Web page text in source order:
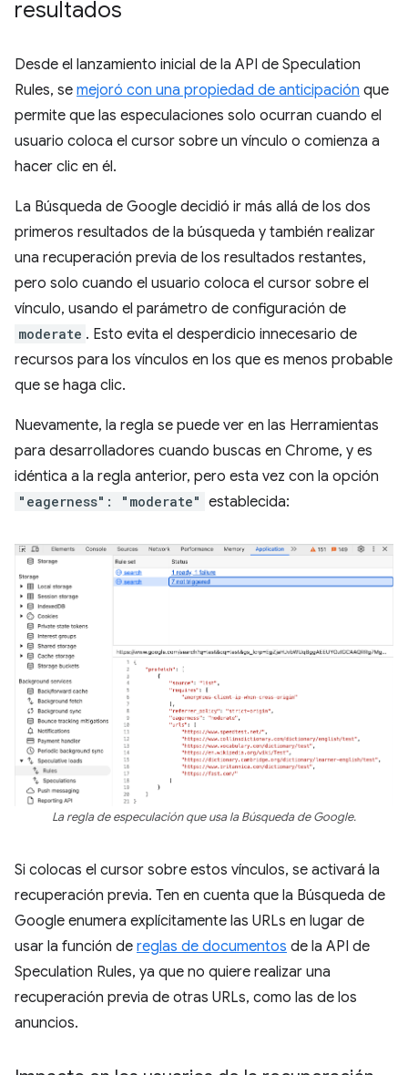
resultados
Desde el lanzamiento inicial de la API de Speculation
Rules, se mejoró con una propiedad de anticipación que
permite que las especulaciones solo ocurran cuando el
usuario coloca el cursor sobre un vínculo o comienza a
hacer clic en él.
La Búsqueda de Google decidió ir más allá de los dos
primeros resultados de la búsqueda y también realizar
una recuperación previa de los resultados restantes,
pero solo cuando el usuario coloca el cursor sobre el
vínculo, usando el parámetro de configuración de
moderate . Esto evita el desperdicio innecesario de
recursos para los vínculos en los que es menos probable
que se haga clic.
Nuevamente, la regla se puede ver en las Herramientas
para desarrolladores cuando buscas en Chrome, y es
idéntica a la regla anterior, pero esta vez con la opción
"eagerness": "moderate" establecida:
La regla de especulación que usa la Búsqueda de Google.
Si colocas el cursor sobre estos vínculos, se activará la
recuperación previa. Ten en cuenta que la Búsqueda de
Google enumera explícitamente las URLs en lugar de
usar la función de reglas de documentos de la API de
Speculation Rules, ya que no quiere realizar una
recuperación previa de otras URLs, como las de los
anuncios.